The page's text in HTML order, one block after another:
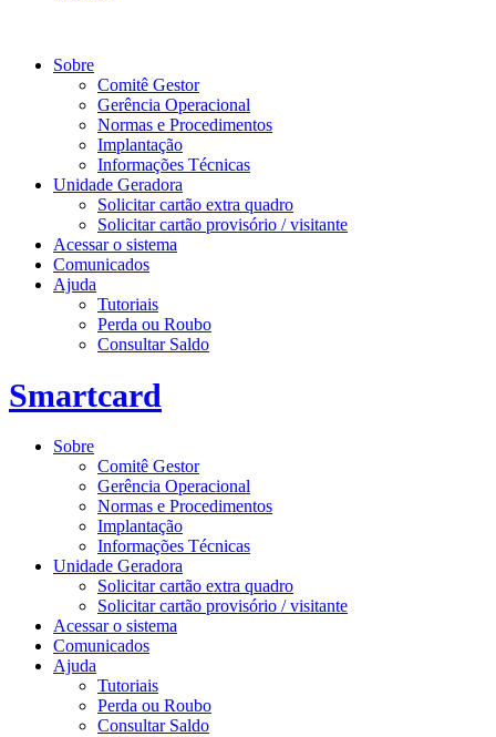
Sobre
Comitê Gestor
Gerência Operacional
Normas e Procedimentos
Implantação
Informações Técnicas
Unidade Geradora
Solicitar cartão extra quadro
Solicitar cartão provisório / visitante
Acessar o sistema
Comunicados
Ajuda
Tutoriais
Perda ou Roubo
Consultar Saldo
Smartcard
Sobre
Comitê Gestor
Gerência Operacional
Normas e Procedimentos
Implantação
Informações Técnicas
Unidade Geradora
Solicitar cartão extra quadro
Solicitar cartão provisório / visitante
Acessar o sistema
Comunicados
Ajuda
Tutoriais
Perda ou Roubo
Consultar Saldo